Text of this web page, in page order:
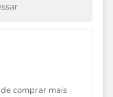
comprar mais